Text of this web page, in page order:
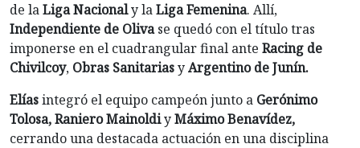
de laLiga Nacionaly laLiga Femenina. Allí,
Independiente de Olivase quedó con el título tras
imponerse en el cuadrangular final ante Racing de
Chivilcoy, Obras SanitariasyArgentino de Junín.
Elíasintegró el equipo campeón junto a Gerónimo
Tolosa, Raniero MainoldiyMáximo Benavídez,
cerrando una destacada actuación en una disciplina